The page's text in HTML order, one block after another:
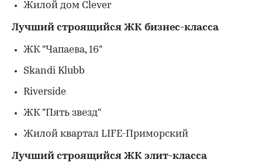
Жилой дом Clever
Лучший строящийся ЖК бизнес-класса
ЖК "Чапаева, 16"
Skandi Klubb
Riverside
ЖК "Пять звезд"
Жилой квартал LIFE-Приморский
Лучший строящийся ЖК элит-класса